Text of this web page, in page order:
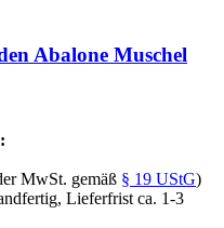
Abalone Muschel
MwSt. gemäß § 19 UStG)
Lieferfrist ca. 1-3